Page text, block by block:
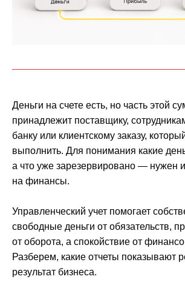
Деньги на счете есть, но часть этой
принадлежит поставщику,
банку или клиентскому заказу,
выполнить. Для понимания какие
а что уже зарезервировано — нужен
на финансы.
Управленческий учет помогает
свободные деньги от обязательств,
от оборота, а спокойствие от
Разберем, какие отчеты показывают
результат бизнеса.